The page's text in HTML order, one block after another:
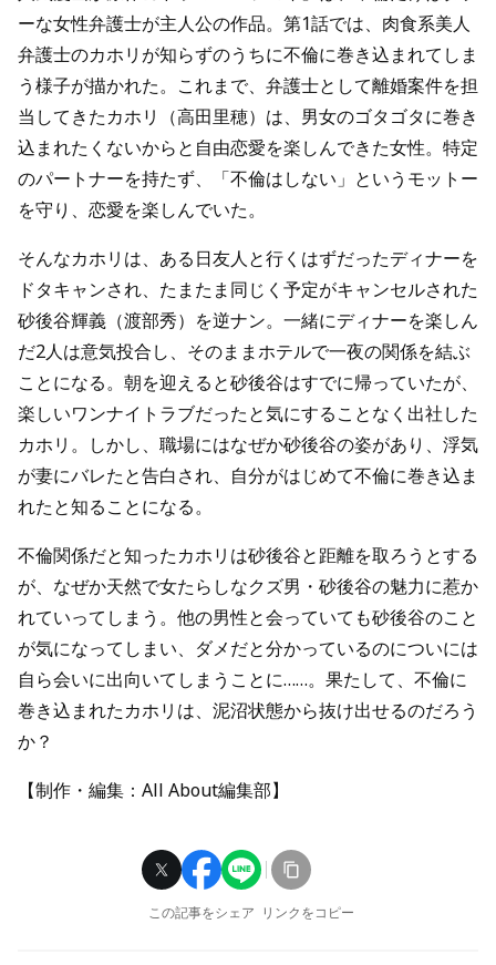
ーな女性弁護士が主人公の作品。第1話では、肉食系美人
弁護士のカホリが知らずのうちに不倫に巻き込まれてしま
う様子が描かれた。これまで、弁護士として離婚案件を担
当してきたカホリ（高田里穂）は、男女のゴタゴタに巻き
込まれたくないからと自由恋愛を楽しんできた女性。特定
のパートナーを持たず、「不倫はしない」というモットー
を守り、恋愛を楽しんでいた。
そんなカホリは、ある日友人と行くはずだったディナーを
ドタキャンされ、たまたま同じく予定がキャンセルされた
砂後谷輝義（渡部秀）を逆ナン。一緒にディナーを楽しん
だ2人は意気投合し、そのままホテルで一夜の関係を結ぶ
ことになる。朝を迎えると砂後谷はすでに帰っていたが、
楽しいワンナイトラブだったと気にすることなく出社した
カホリ。しかし、職場にはなぜか砂後谷の姿があり、浮気
が妻にバレたと告白され、自分がはじめて不倫に巻き込ま
れたと知ることになる。
不倫関係だと知ったカホリは砂後谷と距離を取ろうとする
が、なぜか天然で女たらしなクズ男・砂後谷の魅力に惹か
れていってしまう。他の男性と会っていても砂後谷のこと
が気になってしまい、ダメだと分かっているのについには
自ら会いに出向いてしまうことに……。果たして、不倫に
巻き込まれたカホリは、泥沼状態から抜け出せるのだろう
か？
【制作・編集：All About編集部】
この記事をシェア リンクをコピー